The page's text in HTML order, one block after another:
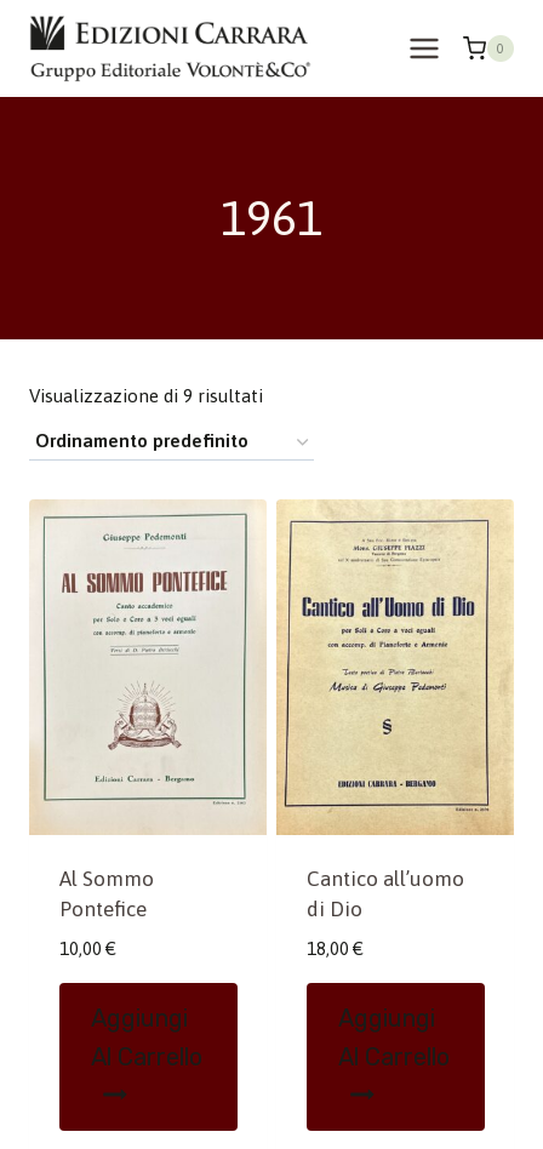
Salta
contenuto
0
1961
Visualizzazione di 9 risultati
Al Sommo
Pontefice
10,00 €
Aggiungi
Al Carrello
Cantico all’uomo
di Dio
18,00 €
Aggiungi
Al Carrello